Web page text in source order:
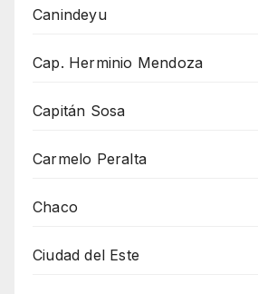
Canindeyu
Cap. Herminio Mendoza
Capitán Sosa
Carmelo Peralta
Chaco
Ciudad del Este